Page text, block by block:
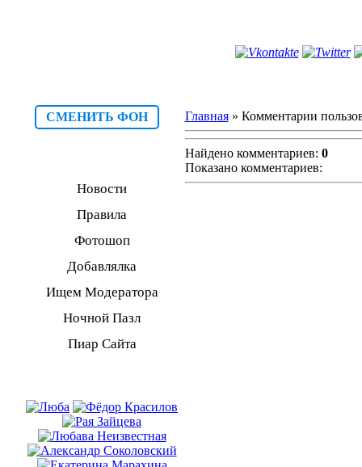
СМЕНИТЬ ФОН
Новости
Правила
Фотошоп
Добавлялка
Ищем Модератора
Ночной Пазл
Пиар Сайта
Главная» Комментарии
Найдено комментариев: 0
Показано комментариев: